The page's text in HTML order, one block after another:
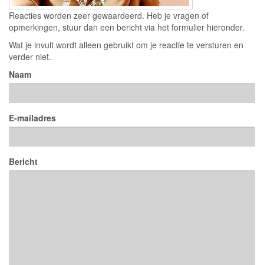
Reacties worden zeer gewaardeerd. Heb je vragen of
opmerkingen, stuur dan een bericht via het formulier hieronder.
Wat je invult wordt alleen gebruikt om je reactie te versturen en
verder niet.
Naam
E-mailadres
Bericht